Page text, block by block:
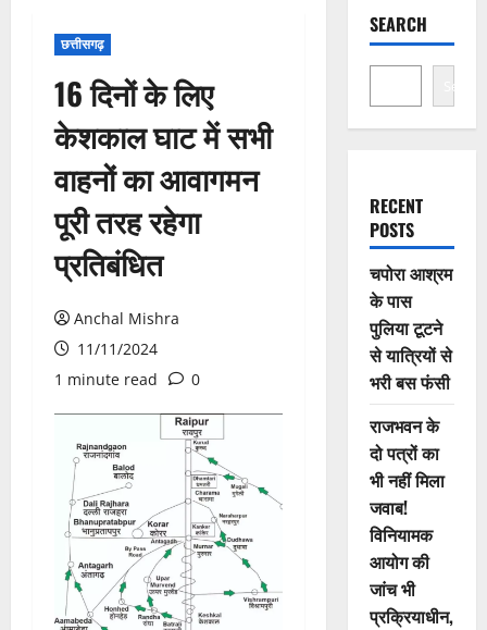
छत्तीसगढ़
16 दिनों के लिए
केशकाल घाट में सभी
वाहनों का आवागमन
पूरी तरह रहेगा
प्रतिबंधित
Anchal Mishra
11/11/2024
1 minute read
0
SEARCH
Search
RECENT
POSTS
चपोरा आश्रम
के पास
पुलिया टूटने
से यात्रियों से
भरी बस फंसी
राजभवन के
दो पत्रों का
भी नहीं मिला
जवाब!
विनियामक
आयोग की
जांच भी
प्रक्रियाधीन,